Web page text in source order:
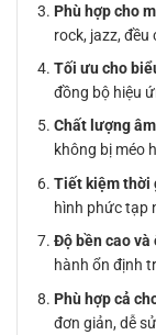
Phù hợp cho
rock, jazz, đều
Tối ưu cho
đồng bộ hiệu
Chất lượng
không bị méo
Tiết kiệm thời
hình phức tạp
Độ bền cao và
hành ổn định
Phù hợp cả
đơn giản, dễ